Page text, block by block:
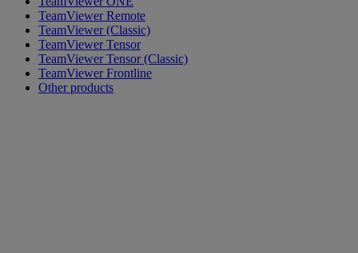
TeamViewer Remote
TeamViewer (Classic)
TeamViewer Tensor
TeamViewer Tensor (Classic)
TeamViewer Frontline
Other products